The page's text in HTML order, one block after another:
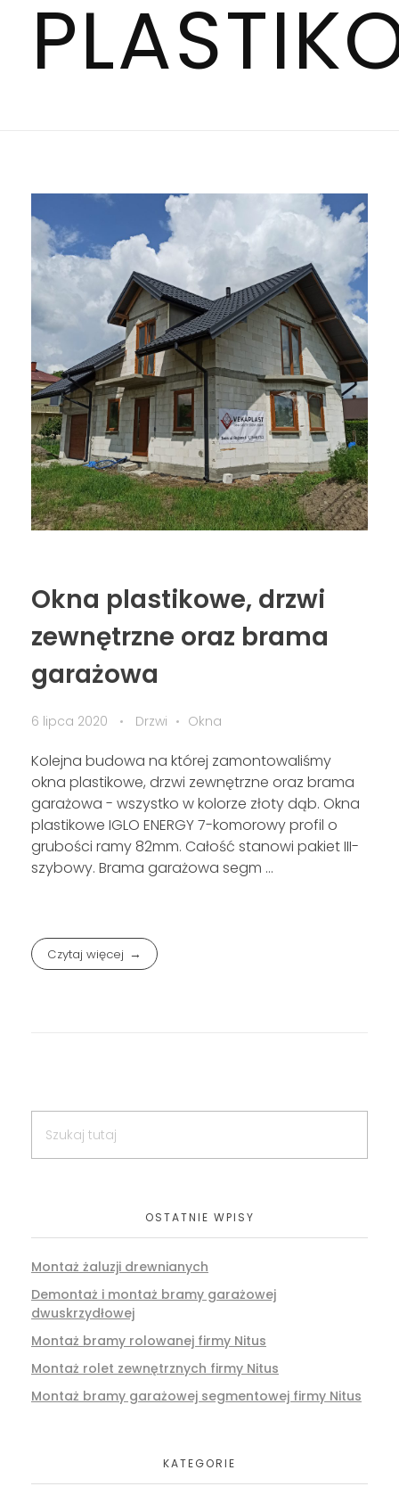
Okna plastikowe, drzwi
zewnętrzne oraz brama
garażowa
6 lipca 2020 Drzwi Okna
Kolejna budowa na której zamontowaliśmy
okna plastikowe, drzwi zewnętrzne oraz brama
garażowa - wszystko w kolorze złoty dąb. Okna
plastikowe IGLO ENERGY 7-komorowy profil o
grubości ramy 82mm. Całość stanowi pakiet III-
szybowy. Brama garażowa segm ...
Czytaj więcej
OSTATNIE WPISY
Montaż żaluzji drewnianych
Demontaż i montaż bramy garażowej
dwuskrzydłowej
Montaż bramy rolowanej firmy Nitus
Montaż rolet zewnętrznych firmy Nitus
Montaż bramy garażowej segmentowej firmy Nitus
KATEGORIE